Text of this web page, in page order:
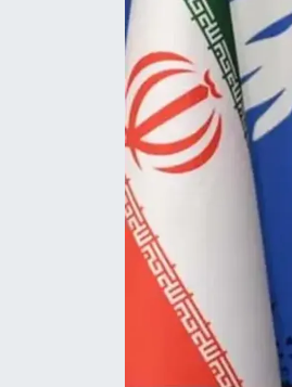
Magazin
Özel Haber
Politika
Resmi İlanlar